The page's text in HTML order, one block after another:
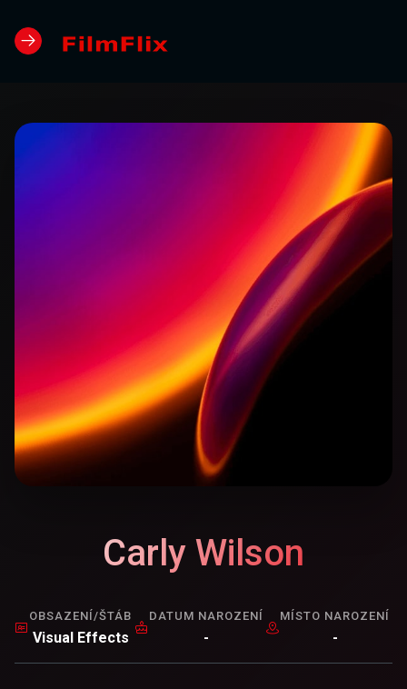
Carly Wilson
OBSAZENÍ/ŠTÁB
Visual Effects
DATUM NAROZENÍ
-
MÍSTO NAROZENÍ
-